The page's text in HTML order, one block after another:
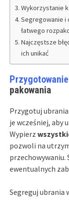
Wykorzystanie
Segregowanie i
łatwego
Najczęstsze
ich unikać
pakowania
Przygotuj
je wcześniej, aby
Wypierz
pozwoli na
przechowywaniu.
ewentualnych
Segreguj ubrania